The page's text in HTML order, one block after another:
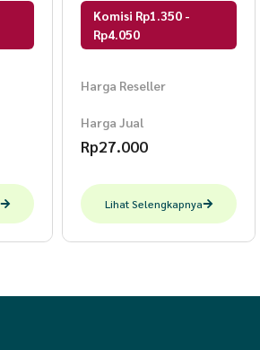
Komisi Rp1.350 -
Rp4.050
Harga Reseller
Harga Jual
Rp27.000
Lihat Selengkapnya